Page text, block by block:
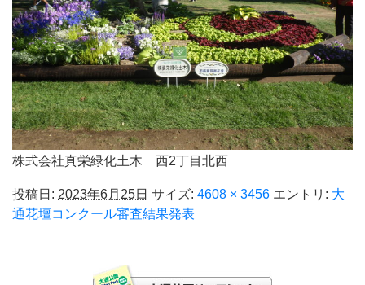
株式会社真栄緑化土木 西2丁目北西
投稿日: 2023年6月25日 サイズ: 4608 × 3456 エントリ: 大
通花壇コンクール審査結果発表